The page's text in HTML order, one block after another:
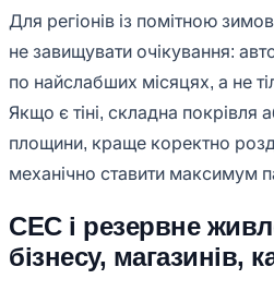
Для регіонів із помітною
не завищувати очікування:
по найслабших місяцях, а не
Якщо є тіні, складна покрівля
площини, краще коректно
механічно ставити максимум
СЕС і резервне
бізнесу, магазинів,